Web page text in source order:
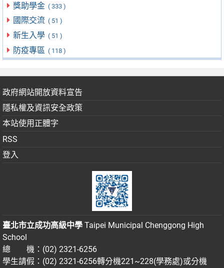
獎助學金 ( 333 )
國際交流 ( 51 )
新生入學 ( 51 )
防疫專區 ( 118 )
政府網站開放資料宣告
隱私權及資訊安全政策
本站使用正體字
RSS
登入
臺北市立成功高級中學 Taipei Municipal Chenggong High
School
總 機：(02) 2321-6256
學生請假：(02) 2321-6256轉分機221~228(學務處)或分機